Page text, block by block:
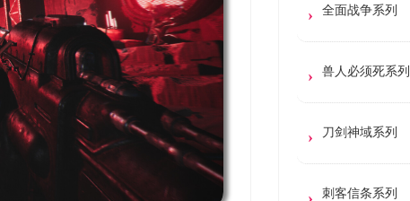
全面战争系列
兽人必须死系列
刀剑神域系列
刺客信条系列